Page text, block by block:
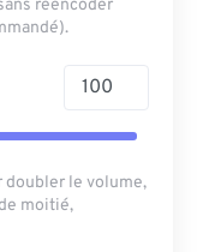
réencoder
doubler le volume,
moitié,